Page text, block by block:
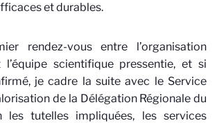
et durables.
rendez-vous entre l’organisation
l’équipe scientifique pressentie, et si
je cadre la suite avec le Service
de la Délégation Régionale du
les tutelles impliquées, les services